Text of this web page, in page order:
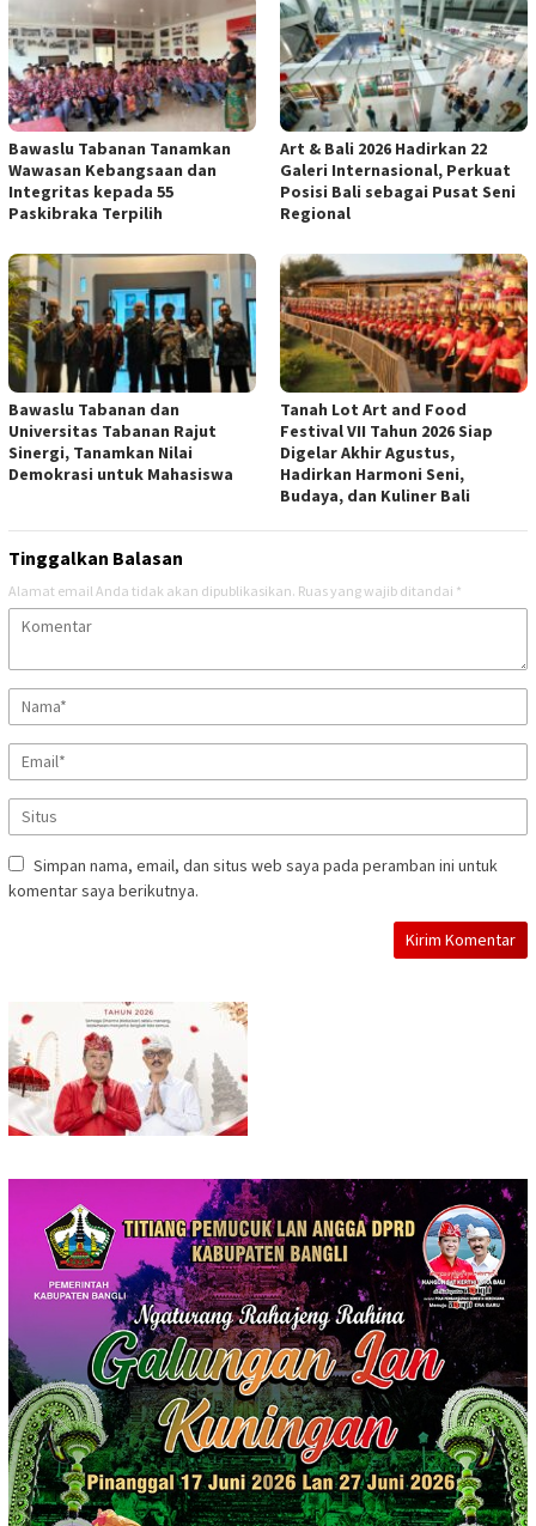
Bawaslu Tabanan Tanamkan
Wawasan Kebangsaan dan
Integritas kepada 55
Paskibraka Terpilih
Art & Bali 2026 Hadirkan 22
Galeri Internasional, Perkuat
Posisi Bali sebagai Pusat Seni
Regional
Bawaslu Tabanan dan
Universitas Tabanan Rajut
Sinergi, Tanamkan Nilai
Demokrasi untuk Mahasiswa
Tanah Lot Art and Food
Festival VII Tahun 2026 Siap
Digelar Akhir Agustus,
Hadirkan Harmoni Seni,
Budaya, dan Kuliner Bali
Tinggalkan Balasan
Alamat email Anda tidak akan dipublikasikan. Ruas yang wajib ditandai *
Simpan nama, email, dan situs web saya pada peramban ini untuk
komentar saya berikutnya.